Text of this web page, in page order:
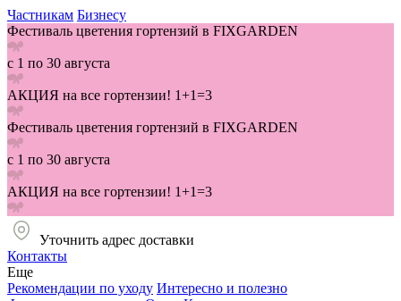
Частникам Бизнесу
Фестиваль цветения гортензий в FIXGARDEN
с 1 по 30 августа
АКЦИЯ на все гортензии! 1+1=3
Фестиваль цветения гортензий в FIXGARDEN
с 1 по 30 августа
АКЦИЯ на все гортензии! 1+1=3
Уточнить адрес доставки
Контакты
Еще
Рекомендации по уходу Интересно и полезно